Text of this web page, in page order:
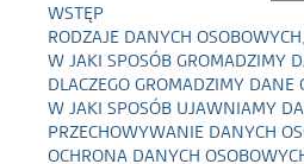
WSTĘP
RODZAJE DANYCH
W JAKI SPOSÓB GROMADZIMY
DLACZEGO GROMADZIMY DANE
W JAKI SPOSÓB UJAWNIAMY
PRZECHOWYWANIE DANYCH
OCHRONA DANYCH